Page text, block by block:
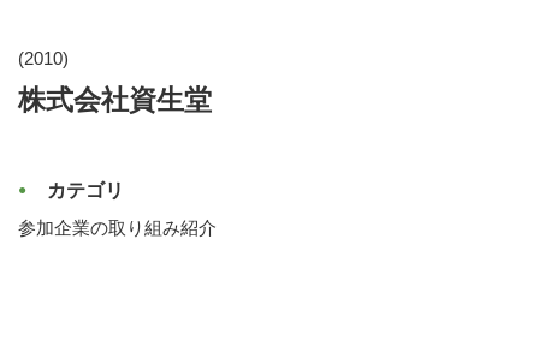
(2010)
株式会社資生堂
カテゴリ
参加企業の取り組み紹介